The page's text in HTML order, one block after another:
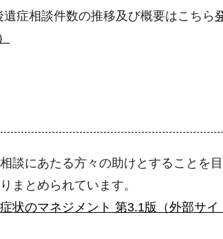
症相談件数の推移及び概要はこちら
談にあたる方々の助けとすることを
まとめられています。
マネジメント 第3.1版（外部サイ